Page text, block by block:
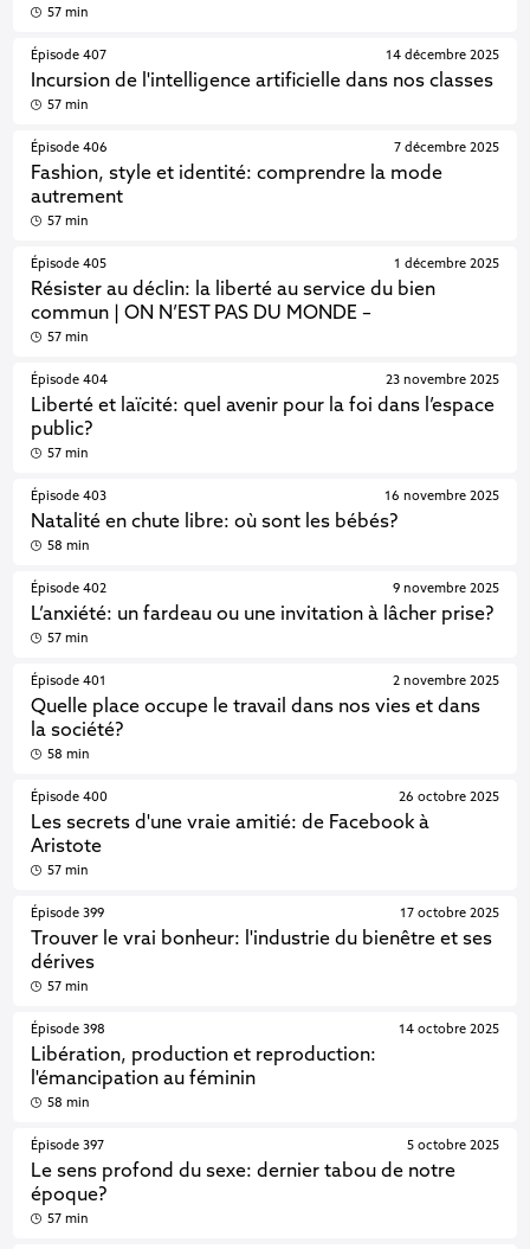
57 min
Épisode 407
Incursion de l'intelligence artificielle dans nos classes
14 décembre 2025
57 min
Épisode 406
Fashion, style et identité: comprendre la mode
autrement
7 décembre 2025
57 min
Épisode 405
Résister au déclin: la liberté au service du bien
commun | ON N’EST PAS DU MONDE –
1 décembre 2025
57 min
Épisode 404
Liberté et laïcité: quel avenir pour la foi dans l’espace
public?
23 novembre 2025
57 min
Épisode 403
Natalité en chute libre: où sont les bébés?
16 novembre 2025
58 min
Épisode 402
L’anxiété: un fardeau ou une invitation à lâcher prise?
9 novembre 2025
57 min
Épisode 401
Quelle place occupe le travail dans nos vies et dans
la société?
2 novembre 2025
58 min
Épisode 400
Les secrets d'une vraie amitié: de Facebook à
Aristote
26 octobre 2025
57 min
Épisode 399
Trouver le vrai bonheur: l'industrie du bienêtre et ses
dérives
17 octobre 2025
57 min
Épisode 398
Libération, production et reproduction:
l'émancipation au féminin
14 octobre 2025
58 min
Épisode 397
Le sens profond du sexe: dernier tabou de notre
époque?
5 octobre 2025
57 min